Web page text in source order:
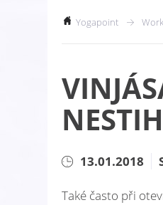
Yogapoint
13.01.2018
Také často při